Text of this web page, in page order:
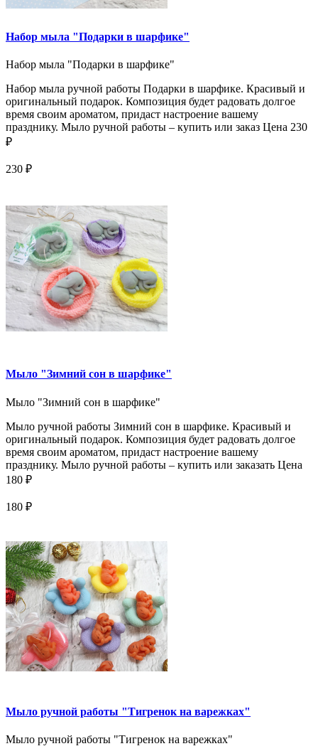
Набор мыла "Подарки в шарфике"
Набор мыла "Подарки в шарфике"
Набор мыла ручной работы Подарки в шарфике. Красивый и
оригинальный подарок. Композиция будет радовать долгое
время своим ароматом, придаст настроение вашему
празднику. Мыло ручной работы – купить или заказ Цена 230
₽
230 ₽
Мыло "Зимний сон в шарфике"
Мыло "Зимний сон в шарфике"
Мыло ручной работы Зимний сон в шарфике. Красивый и
оригинальный подарок. Композиция будет радовать долгое
время своим ароматом, придаст настроение вашему
празднику. Мыло ручной работы – купить или заказать Цена
180 ₽
180 ₽
Мыло ручной работы "Тигренок на варежках"
Мыло ручной работы "Тигренок на варежках"